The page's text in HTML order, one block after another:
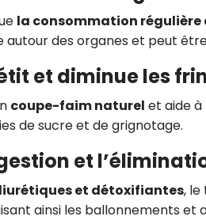
la consommation régulière
autour des organes et peut
et diminue les
coupe-faim naturel et aide à
de sucre et de grignotage.
et
et détoxifiantes,
ainsi les ballonnements